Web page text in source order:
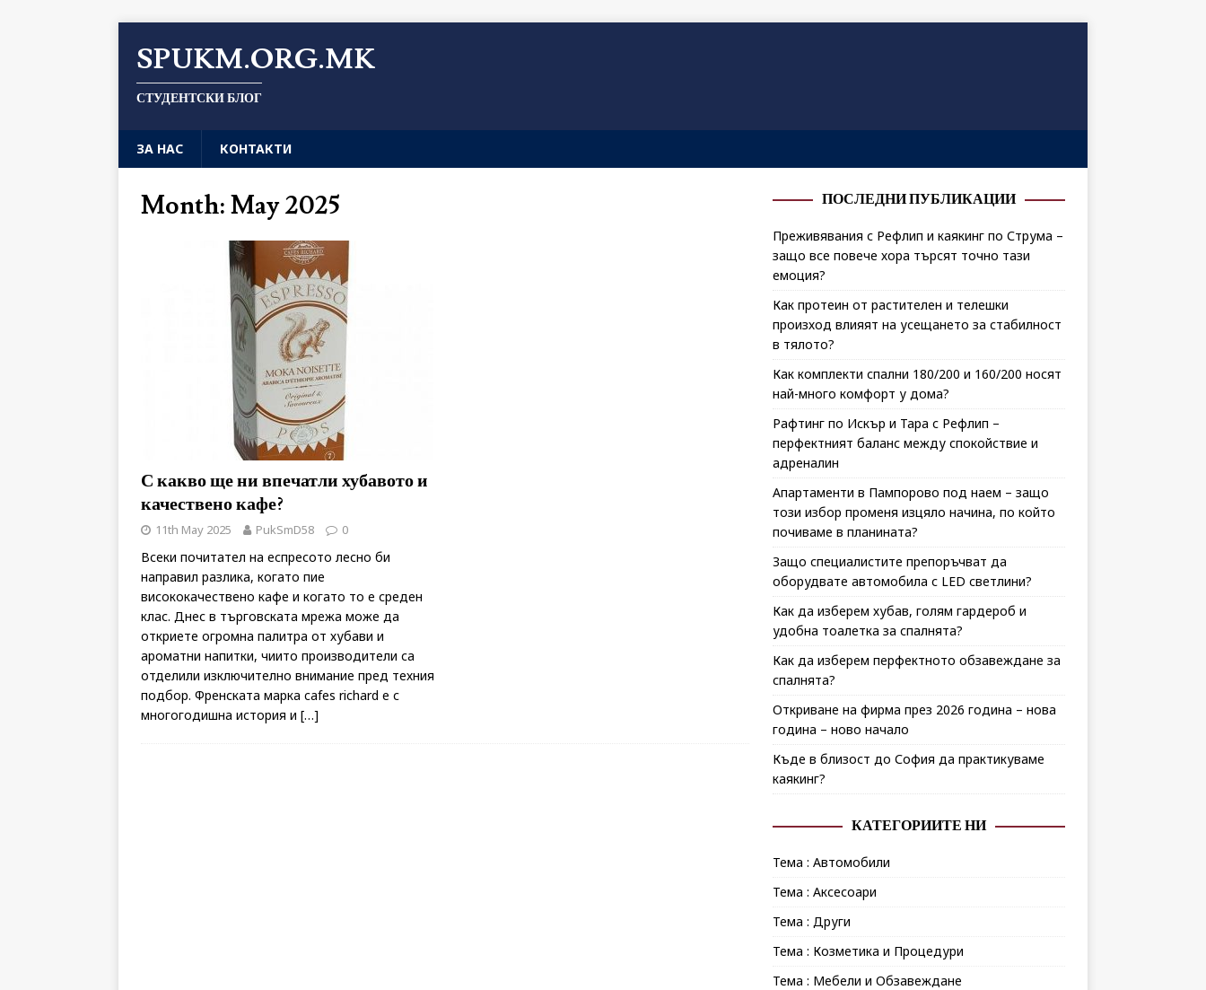
SPUKM.ORG.MK
СТУДЕНТСКИ БЛОГ
ЗА НАС КОНТАКТИ
Month: May 2025
С какво ще ни впечатли хубавото и
качествено кафе?
11th May 2025 PukSmD58 0
Всеки почитател на еспресото лесно би
направил разлика, когато пие
висококачествено кафе и когато то е среден
клас. Днес в търговската мрежа може да
откриете огромна палитра от хубави и
ароматни напитки, чиито производители са
отделили изключително внимание пред техния
подбор. Френската марка cafes richard е с
многогодишна история и […]
ПОСЛЕДНИ ПУБЛИКАЦИИ
Преживявания с Рефлип и каякинг по Струма –
защо все повече хора търсят точно тази
емоция?
Как протеин от растителен и телешки
произход влияят на усещането за стабилност
в тялото?
Как комплекти спални 180/200 и 160/200 носят
най-много комфорт у дома?
Рафтинг по Искър и Тара с Рефлип –
перфектният баланс между спокойствие и
адреналин
Апартаменти в Пампорово под наем – защо
този избор променя изцяло начина, по който
почиваме в планината?
Защо специалистите препоръчват да
оборудвате автомобила с LED светлини?
Как да изберем хубав, голям гардероб и
удобна тоалетка за спалнята?
Как да изберем перфектното обзавеждане за
спалнята?
Откриване на фирма през 2026 година – нова
година – ново начало
Къде в близост до София да практикуваме
каякинг?
КАТЕГОРИИТЕ НИ
Тема : Автомобили
Тема : Аксесоари
Тема : Други
Тема : Козметика и Процедури
Тема : Мебели и Обзавеждане